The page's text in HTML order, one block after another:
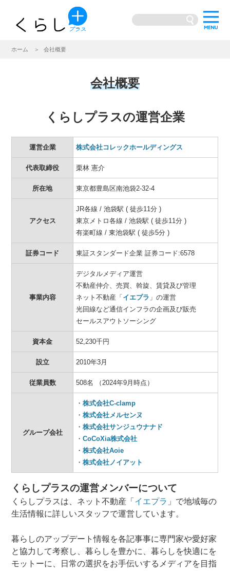
ホーム 会社概要
会社概要
くらしプラスの運営企業
運営企業 株式会社コレックホールディングス
代表取締役 栗林 憲介
所在地 東京都豊島区南池袋2-32-4
アクセス
JR各線 / 池袋駅 ( 徒歩11分 )
東京メトロ各線 / 池袋駅 ( 徒歩11分 )
有楽町線 / 東池袋駅 ( 徒歩5分 )
証券コード 東証スタンダード企業 証券コード:6578
事業内容
デジタルメディア運営
不動産仲介、売買、斡旋、賃貸及び管理
ネット不動産「 イエプラ 」の運営
光回線など通信インフラの企画及び販売
セールスアウトソーシング
資本金 52,230千円
設立 2010年3月
従業員数 508名 （2024年9月時点）
グループ会社
・株式会社C-clamp
・株式会社メルセンヌ
・株式会社サンジュウナナド
・CoCoXia株式会社
・株式会社Aoie
・株式会社ノイアット
くらしプラスの運営メンバーについて
くらしプラスは、ネット不動産「 イエプラ 」で地域毎の
生活情報に詳しいスタッフで運営しています。
暮らしのアップデート情報を各記事事に専門家や愛好家
と協力して考察し、暮らしを豊かに、暮らしを快適にを
モットーに、日常の選択をお手伝いするメディアを目指